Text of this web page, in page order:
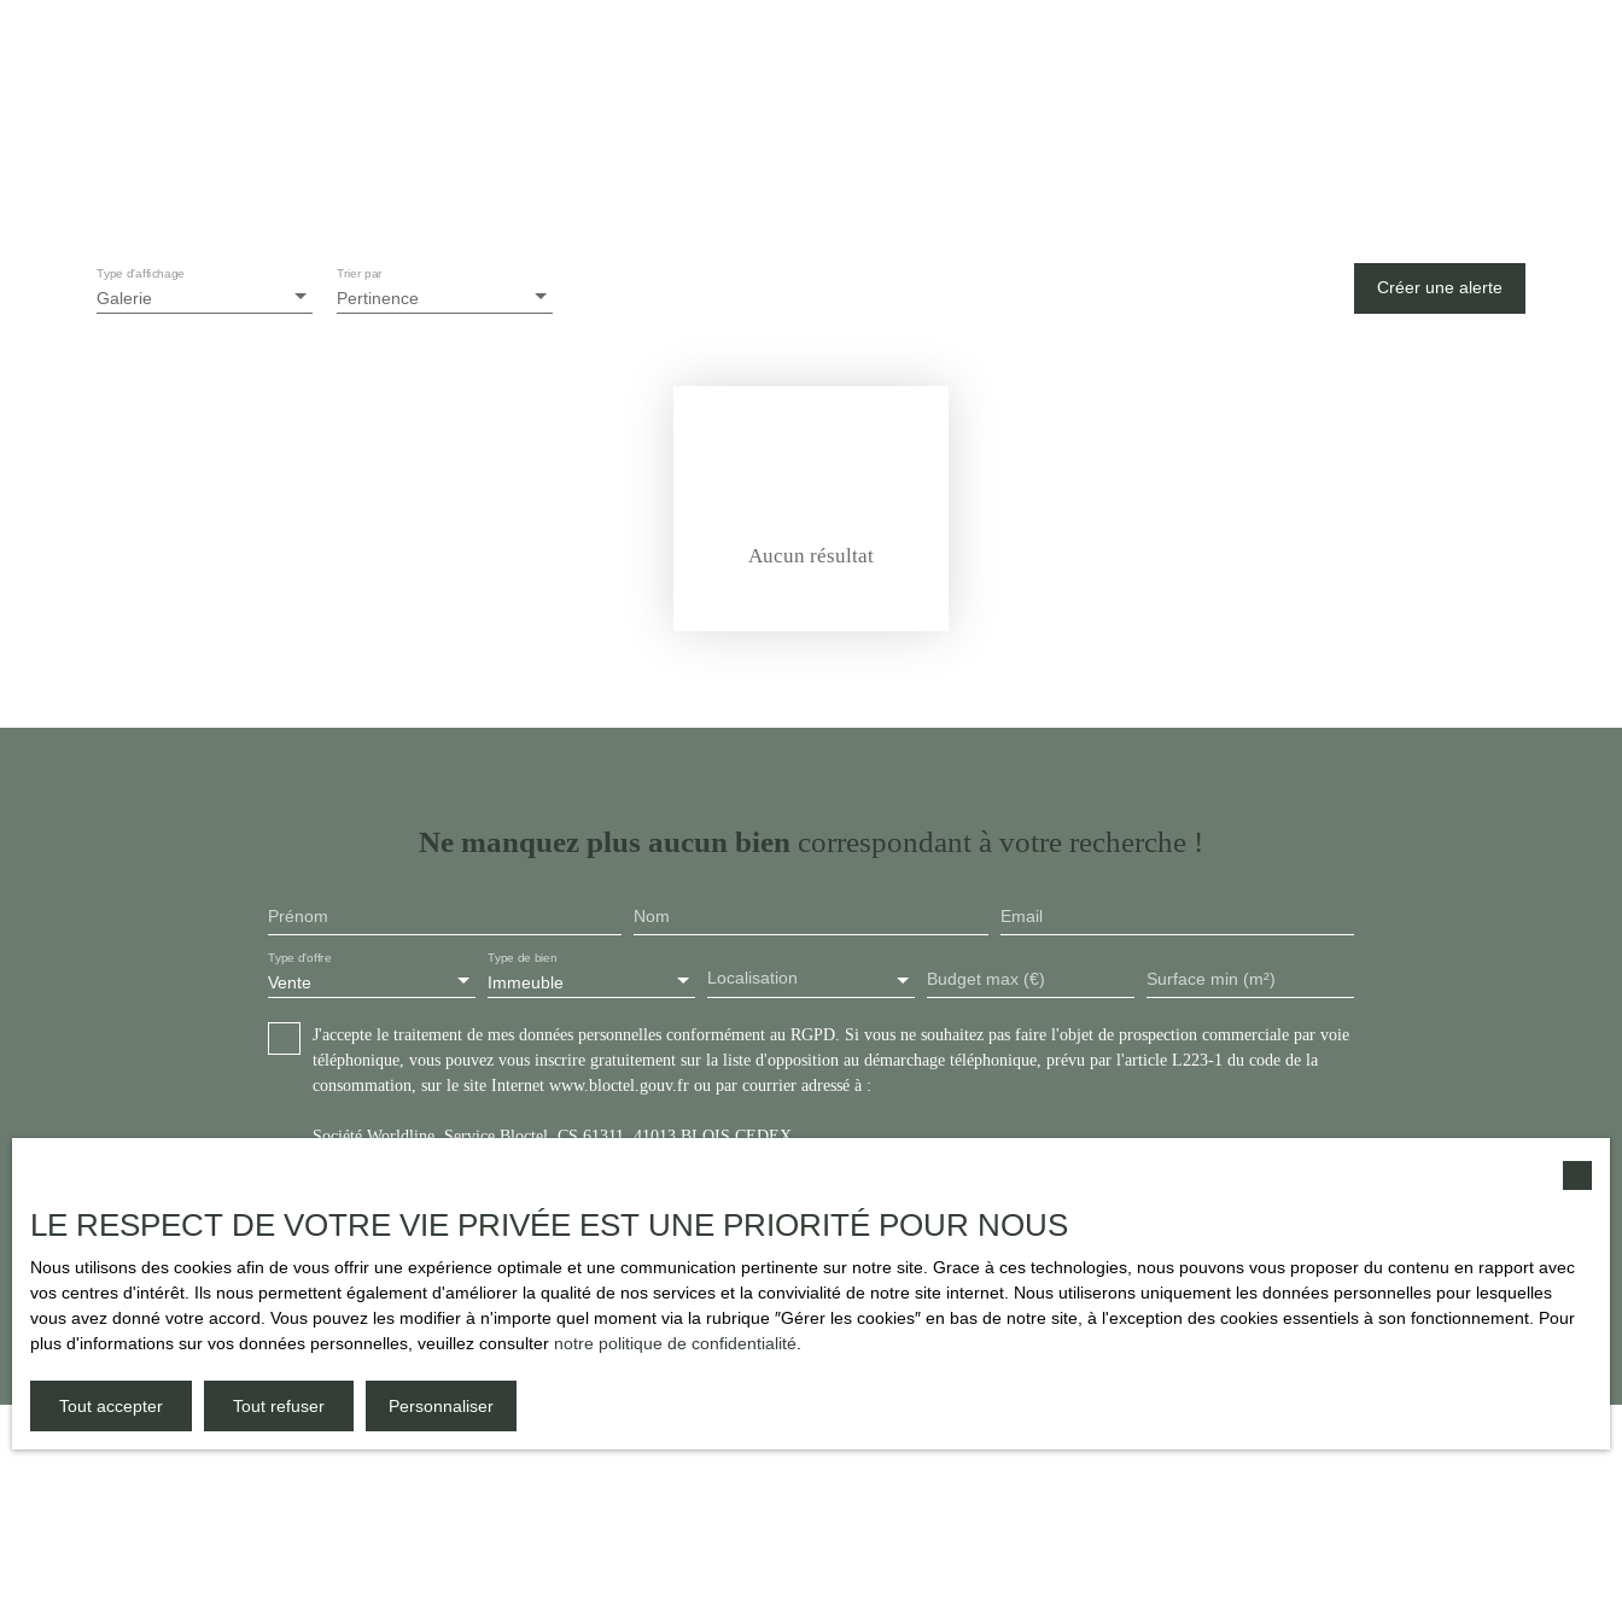
Galerie
Type d'affichage
Pertinence
Trier par
Créer une alerte
Aucun résultat
Ne manquez plus aucun bien correspondant à votre recherche !
Prénom Nom Email
Vente
Type d'offre
Immeuble
Type de bien
Localisation Budget max (€) Surface min (m²)
J'accepte le traitement de mes données personnelles conformément au RGPD. Si vous ne souhaitez pas faire l'objet de prospection commerciale par voie
téléphonique, vous pouvez vous inscrire gratuitement sur la liste d'opposition au démarchage téléphonique, prévu par l'article L223-1 du code de la
consommation, sur le site Internet www.bloctel.gouv.fr ou par courrier adressé à :
Société Worldline, Service Bloctel, CS 61311, 41013 BLOIS CEDEX.
Recevoir des annonces
LE RESPECT DE VOTRE VIE PRIVÉE EST UNE PRIORITÉ POUR NOUS
Nous utilisons des cookies afin de vous offrir une expérience optimale et une communication pertinente sur notre site. Grace à ces technologies, nous pouvons vous proposer du contenu en rapport avec
vos centres d'intérêt. Ils nous permettent également d'améliorer la qualité de nos services et la convivialité de notre site internet. Nous utiliserons uniquement les données personnelles pour lesquelles
vous avez donné votre accord. Vous pouvez les modifier à n'importe quel moment via la rubrique ″Gérer les cookies″ en bas de notre site, à l'exception des cookies essentiels à son fonctionnement. Pour
plus d'informations sur vos données personnelles, veuillez consulter notre politique de confidentialité
Tout accepter Tout refuser Personnaliser